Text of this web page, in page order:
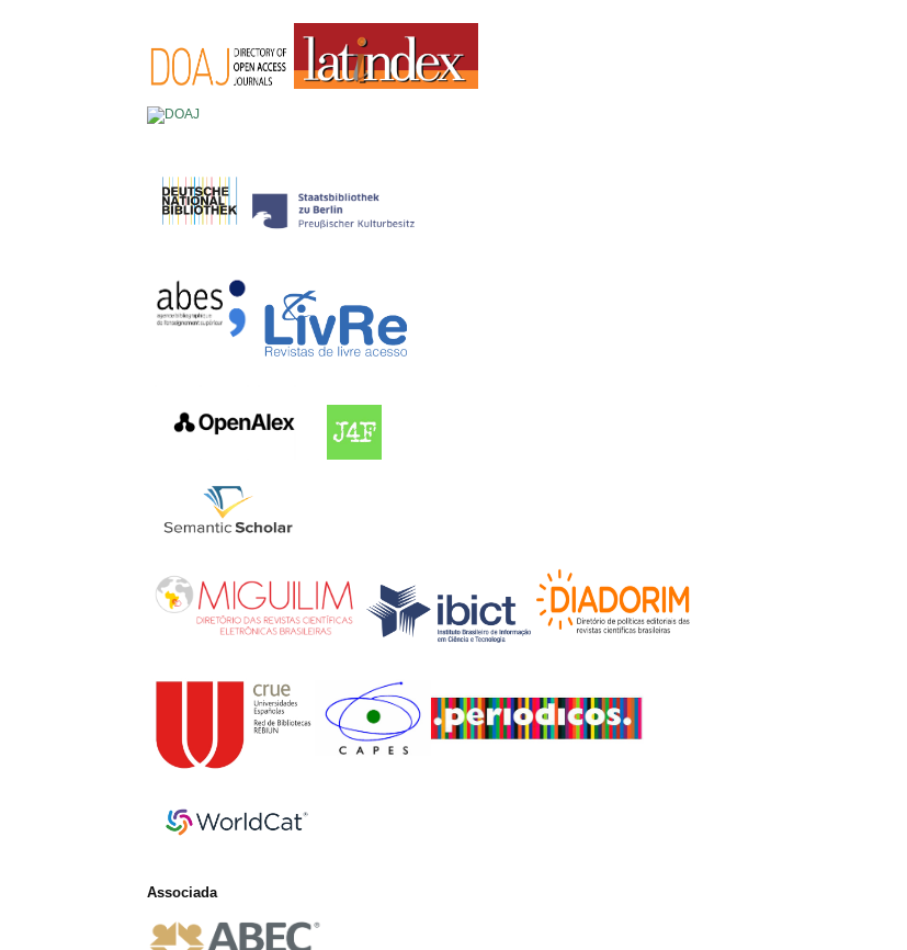
Associada